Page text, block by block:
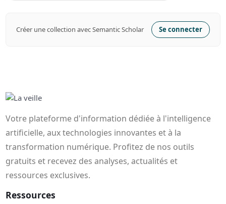
Créer une collection avec Semantic Scholar Se connecter
Votre plateforme d'information dédiée à l'intelligence
artificielle, aux technologies innovantes et à la
transformation numérique. Profitez de nos outils
gratuits et recevez des analyses, actualités et
ressources exclusives.
Ressources